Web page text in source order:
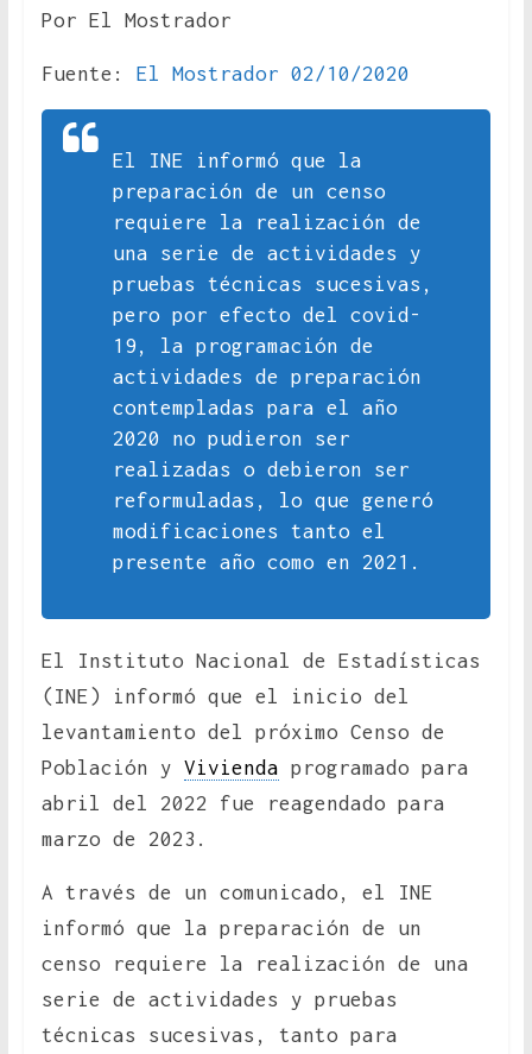
Por El Mostrador
Fuente: El Mostrador 02/10/2020
El INE informó que la
preparación de un censo
requiere la realización de
una serie de actividades y
pruebas técnicas sucesivas,
pero por efecto del covid-
19, la programación de
actividades de preparación
contempladas para el año
2020 no pudieron ser
realizadas o debieron ser
reformuladas, lo que generó
modificaciones tanto el
presente año como en 2021.
El Instituto Nacional de Estadísticas
(INE) informó que el inicio del
levantamiento del próximo Censo de
Población y Vivienda programado para
abril del 2022 fue reagendado para
marzo de 2023.
A través de un comunicado, el INE
informó que la preparación de un
censo requiere la realización de una
serie de actividades y pruebas
técnicas sucesivas, tanto para